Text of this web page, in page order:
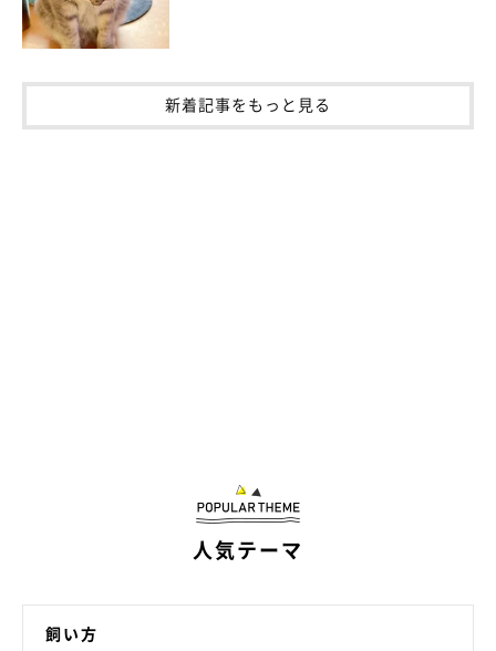
ねこのきもち投稿写真ギャラリー
新着記事をもっと見る
人気テーマ
飼い方